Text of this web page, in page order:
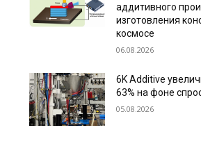
аддитивного
изготовления
космосе
06.08.2026
6K Additive
63% на фоне
05.08.2026